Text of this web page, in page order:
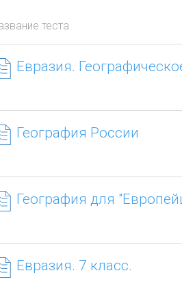
теста
Евразия.
География России
География для
Евразия. 7 класс.